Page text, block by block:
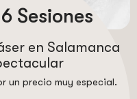
Sesiones
en Salamanca
un precio muy especial.